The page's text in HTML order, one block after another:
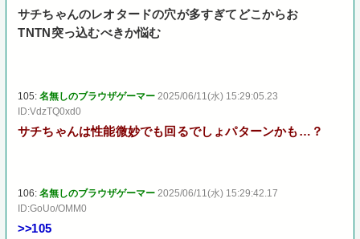
サチちゃんのレオタードの穴が多すぎてどこからお
TNTN突っ込むべきか悩む
105:名無しのブラウザゲーマー 2025/06/11(水) 15:29:05.23
ID:VdzTQ0xd0
サチちゃんは性能微妙でも回るでしょパターンかも…？
106:名無しのブラウザゲーマー 2025/06/11(水) 15:29:42.17
ID:GoUo/OMM0
>>105